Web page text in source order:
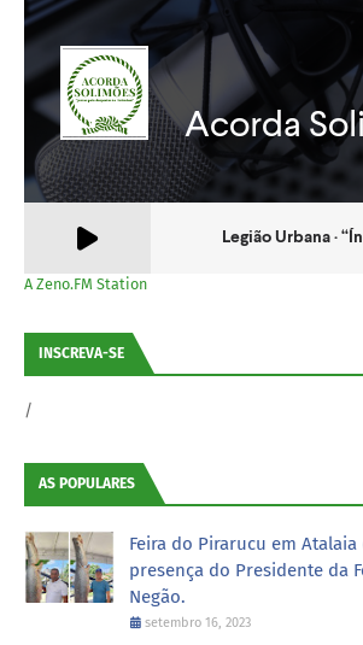
A Zeno.FM Station
INSCREVA-SE
/
AS POPULARES
Feira do Pirarucu em
presença do Presidente da
Negão.
setembro 16, 2023